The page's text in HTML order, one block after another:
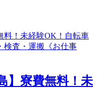
】寮費無料！未